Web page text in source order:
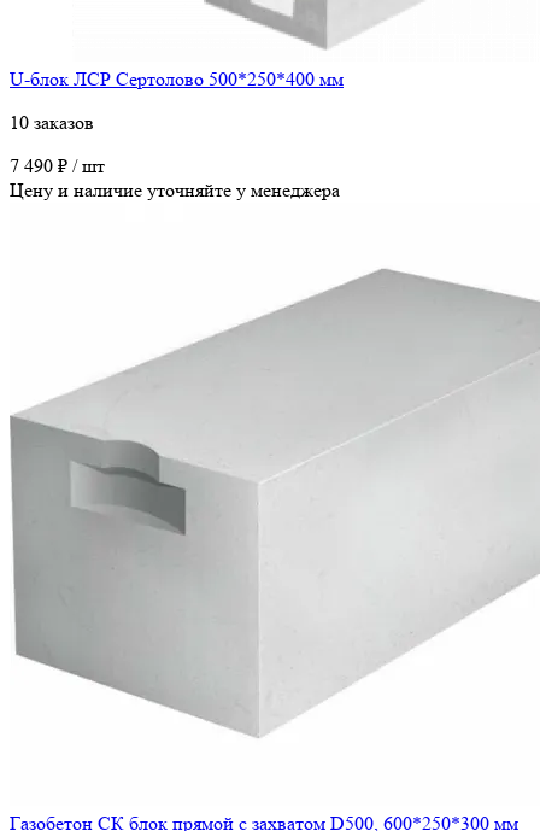
U-блок ЛСР Сертолово 500*250*400 мм
10 заказов
7 490 ₽ / шт
Цену и наличие уточняйте у менеджера
Газобетон СК блок прямой с захватом D500, 600*250*300 мм